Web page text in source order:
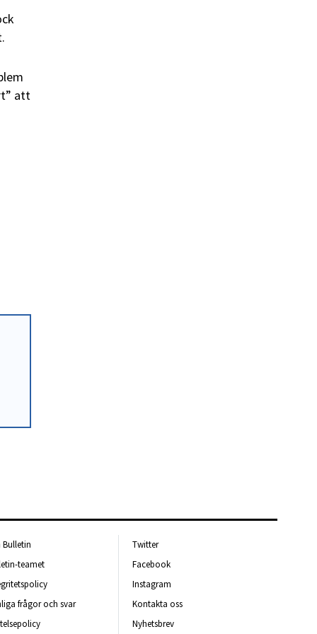
att
Bulletin
teamet
frågor och svar
Twitter
Facebook
Instagram
Kontakta oss
Nyhetsbrev